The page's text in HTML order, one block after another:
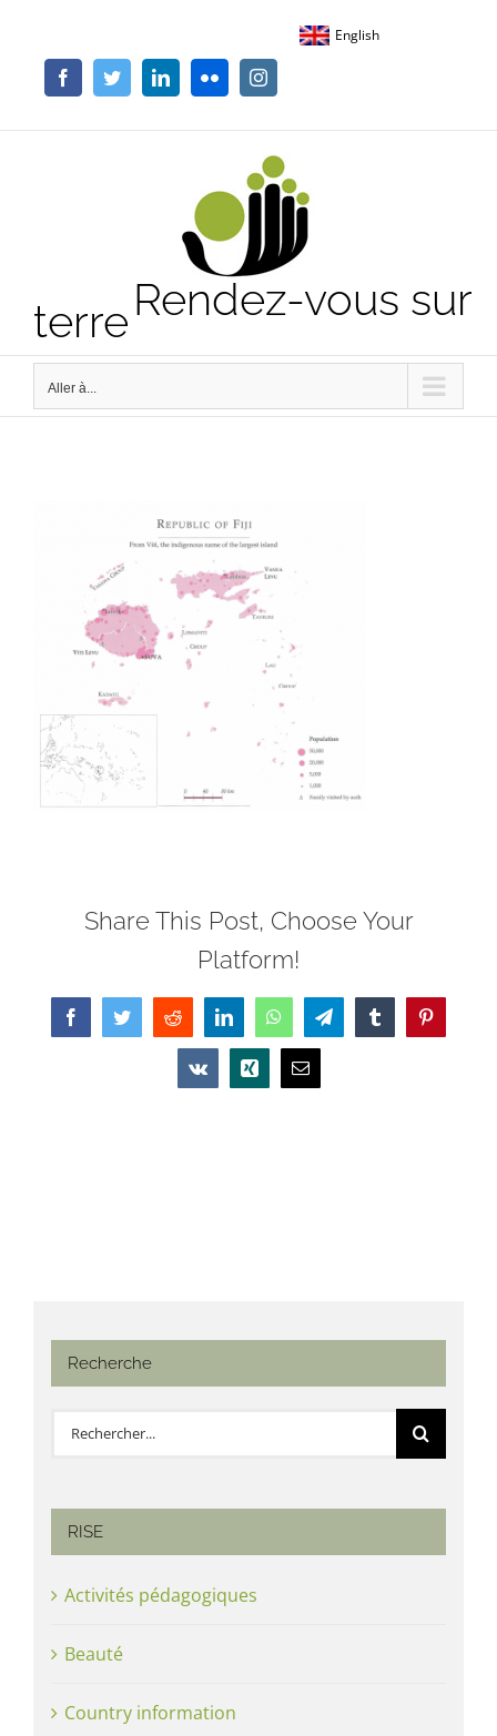
contenu
English
FacebookTwitterLinkedInFlickr Instagram
Rendez-vous sur
terre
Aller à...
Share This Post, Choose Your
Platform!
FacebookTwitterReddit LinkedInWhatsAppTelegramTumblrPinterest
Vk Xing Email
Recherche
Rechercher:
RISE
Activités pédagogiques
Beauté
Country information